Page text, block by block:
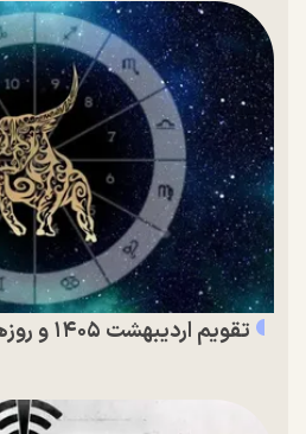
تقویم اردیبهشت ۱۴۰۵ و روز‌های تعطیل این ماه